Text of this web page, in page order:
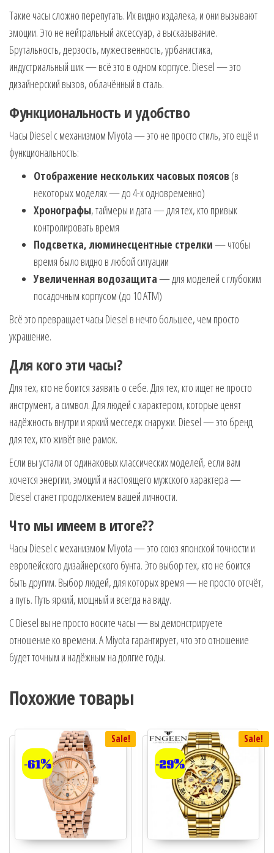
Такие часы сложно перепутать. Их видно издалека, и они вызывают
эмоции. Это не нейтральный аксессуар, а высказывание.
Брутальность, дерзость, мужественность, урбанистика,
индустриальный шик — всё это в одном корпусе. Diesel — это
дизайнерский вызов, облачённый в сталь.
Функциональность и удобство
Часы Diesel с механизмом Miyota — это не просто стиль, это ещё и
функциональность:
Отображение нескольких часовых поясов(в
некоторых моделях — до 4-х одновременно)
Хронографы, таймеры и дата — для тех, кто привык
контролировать время
Подсветка, люминесцентные стрелки— чтобы
время было видно в любой ситуации
Увеличенная водозащита— для моделей с глубоким
посадочным корпусом (до 10 АТМ)
Всё это превращает часы Diesel в нечто большее, чем просто
украшение.
Для кого эти часы?
Для тех, кто не боится заявить о себе. Для тех, кто ищет не просто
инструмент, а символ. Для людей с характером, которые ценят
надёжность внутри и яркий месседж снаружи. Diesel — это бренд
для тех, кто живёт вне рамок.
Если вы устали от одинаковых классических моделей, если вам
хочется энергии, эмоций и настоящего мужского характера —
Diesel станет продолжением вашей личности.
Что мы имеем в итоге??
Часы Diesel с механизмом Miyota — это союз японской точности и
европейского дизайнерского бунта. Это выбор тех, кто не боится
быть другим. Выбор людей, для которых время — не просто отсчёт,
а путь. Путь яркий, мощный и всегда на виду.
С Diesel вы не просто носите часы — вы демонстрируете
отношение ко времени. А Miyota гарантирует, что это отношение
будет точным и надёжным на долгие годы.
Похожие товары
Sale!
-61%
Sale!
-29%